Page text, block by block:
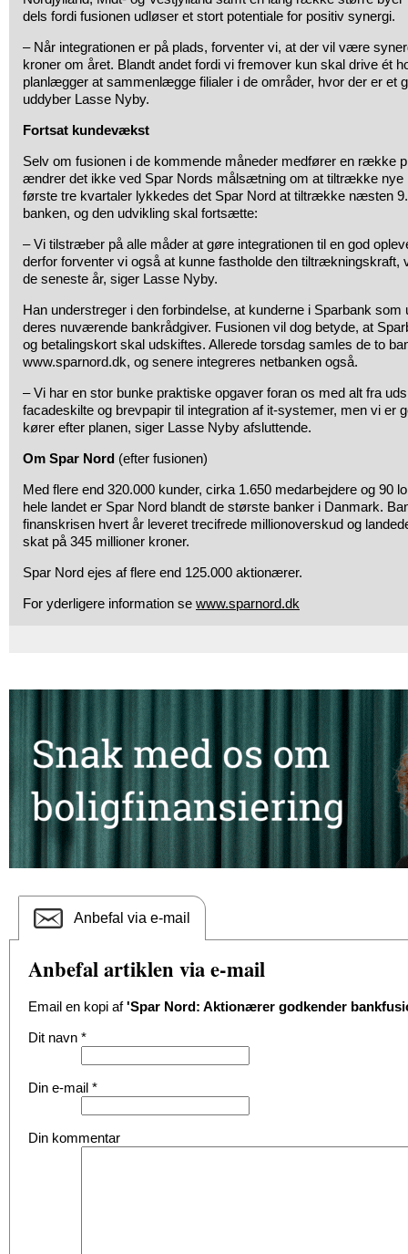
dels fordi fusionen udløser et stort potentiale for positiv synergi.
– Når integrationen er på plads, forventer vi, at der vil være
kroner om året. Blandt andet fordi vi fremover kun skal drive ét
planlægger at sammenlægge filialer i de områder, hvor der er et
uddyber Lasse Nyby.
Fortsat kundevækst
Selv om fusionen i de kommende måneder medfører en række
ændrer det ikke ved Spar Nords målsætning om at tiltrække nye
første tre kvartaler lykkedes det Spar Nord at tiltrække næsten
banken, og den udvikling skal fortsætte:
– Vi tilstræber på alle måder at gøre integrationen til en god
derfor forventer vi også at kunne fastholde den tiltrækningskraft,
de seneste år, siger Lasse Nyby.
Han understreger i den forbindelse, at kunderne i Sparbank som
deres nuværende bankrådgiver. Fusionen vil dog betyde, at
og betalingskort skal udskiftes. Allerede torsdag samles de to
www.sparnord.dk, og senere integreres netbanken også.
– Vi har en stor bunke praktiske opgaver foran os med alt fra
facadeskilte og brevpapir til integration af it-systemer, men vi er
kører efter planen, siger Lasse Nyby afsluttende.
Om Spar Nord (efter fusionen)
Med flere end 320.000 kunder, cirka 1.650 medarbejdere og 90
hele landet er Spar Nord blandt de største banker i Danmark.
finanskrisen hvert år leveret trecifrede millionoverskud og
skat på 345 millioner kroner.
Spar Nord ejes af flere end 125.000 aktionærer.
For yderligere information se www.sparnord.dk
Anbefal via e-mail
Anbefal artiklen via e-mail
Email en kopi af'Spar Nord: Aktionærer godkender
Dit navn *
Din e-mail *
Din kommentar